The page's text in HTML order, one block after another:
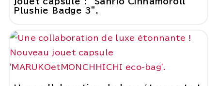
Plushie Badge 3".